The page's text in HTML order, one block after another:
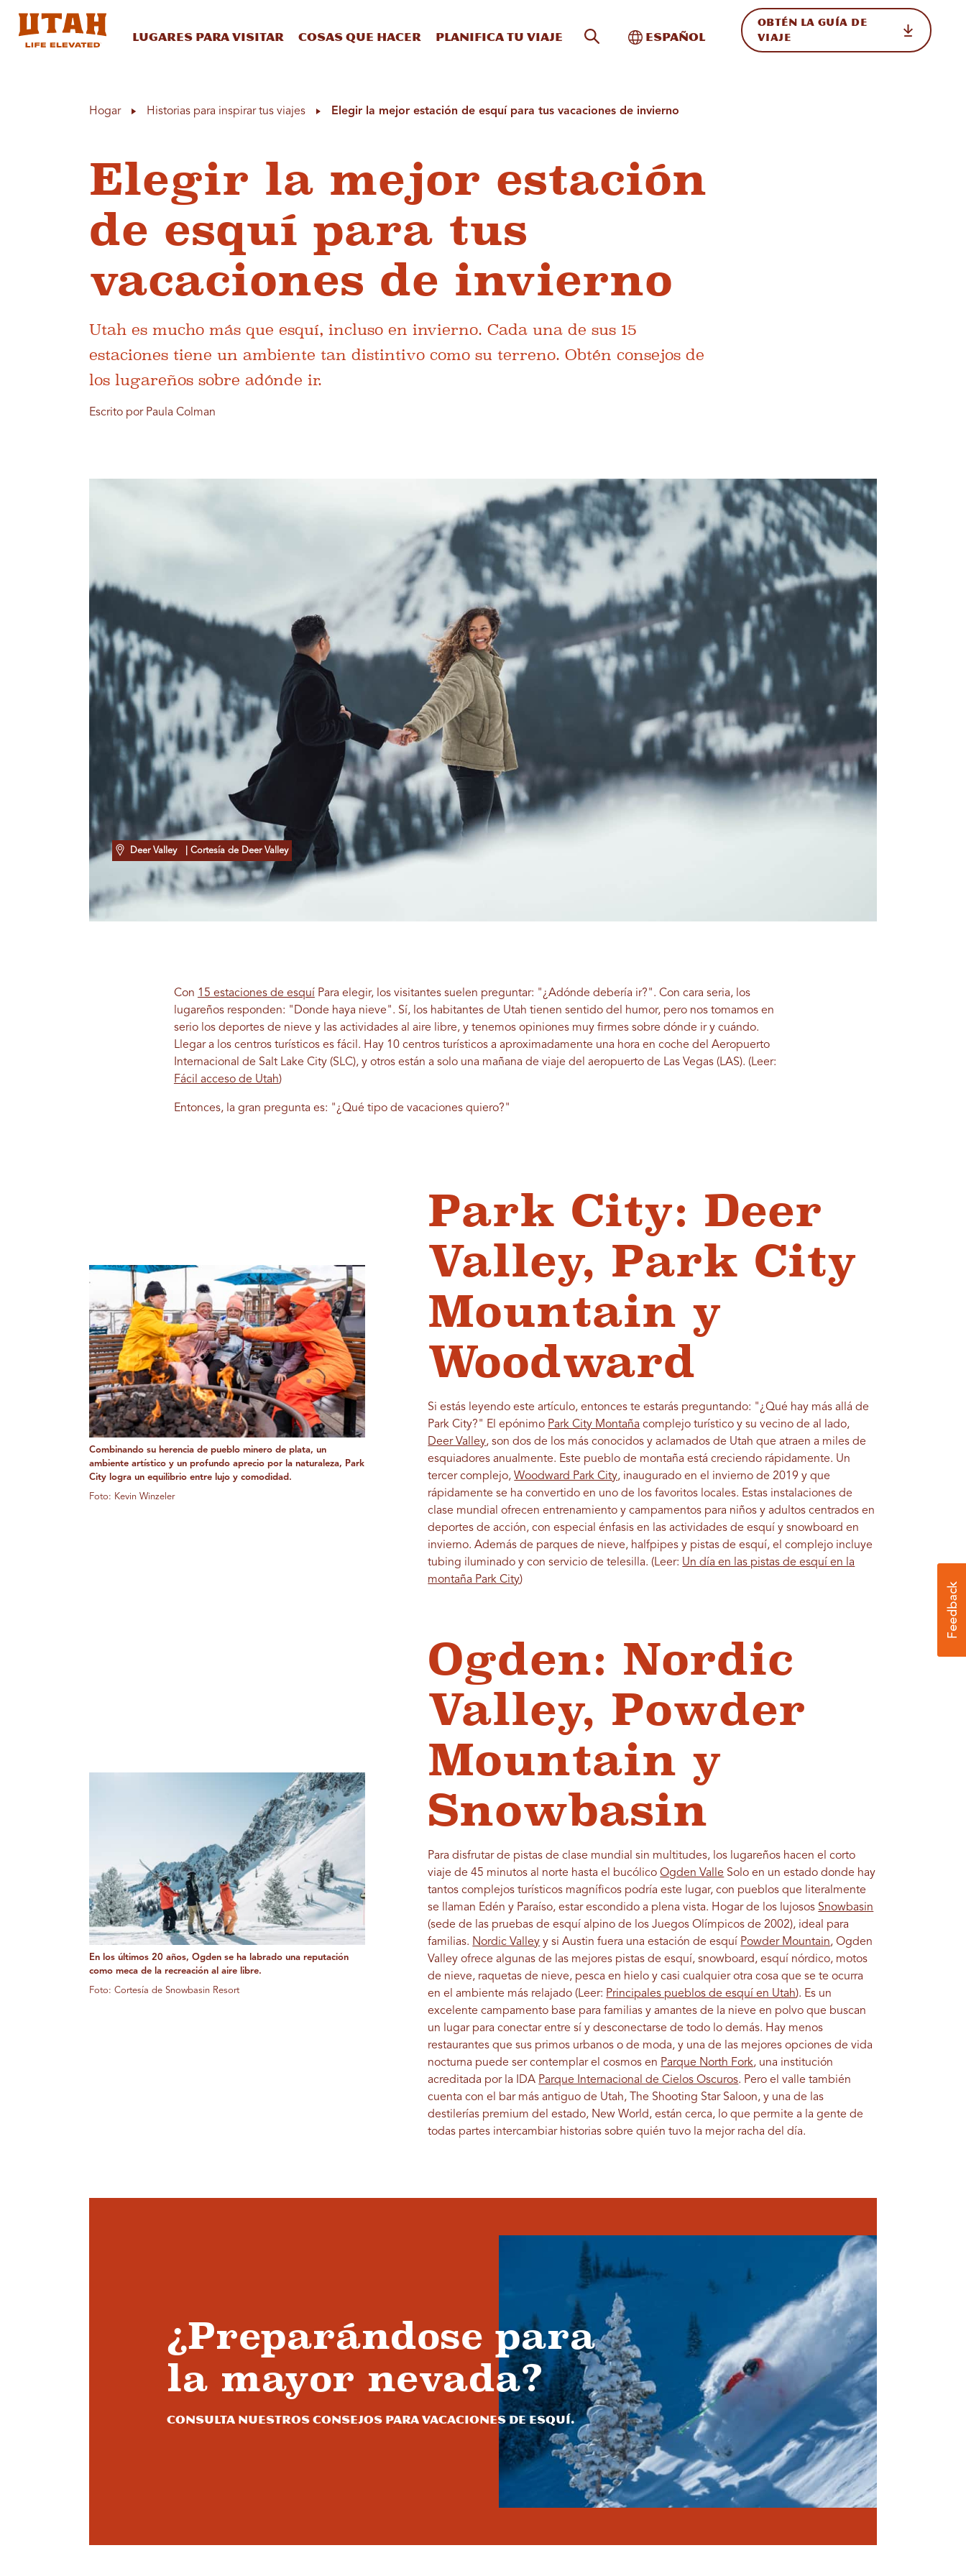
Lugares para visitar Cosas que hacer Planifica tu viaje Búsqueda en el sitio
Alternar Internacional
Español
OBTÉN LA GUÍA DE
VIAJE
Hogar Historias para inspirar tus viajes Elegir la mejor estación de esquí para tus vacaciones de invierno
Elegir la mejor estación
de esquí para tus
vacaciones de invierno
Utah es mucho más que esquí, incluso en invierno. Cada una de sus 15
estaciones tiene un ambiente tan distintivo como su terreno. Obtén consejos de
los lugareños sobre adónde ir.
Escrito por Paula Colman
Deer Valley | Cortesía de Deer Valley
Con 15 estaciones de esquí Para elegir, los visitantes suelen preguntar: "¿Adónde debería ir?". Con cara seria, los
lugareños responden: "Donde haya nieve". Sí, los habitantes de Utah tienen sentido del humor, pero nos tomamos en
serio los deportes de nieve y las actividades al aire libre, y tenemos opiniones muy firmes sobre dónde ir y cuándo.
Llegar a los centros turísticos es fácil. Hay 10 centros turísticos a aproximadamente una hora en coche del Aeropuerto
Internacional de Salt Lake City (SLC), y otros están a solo una mañana de viaje del aeropuerto de Las Vegas (LAS). (Leer:
Fácil acceso de Utah)
Entonces, la gran pregunta es: "¿Qué tipo de vacaciones quiero?"
Combinando su herencia de pueblo minero de plata, un
ambiente artístico y un profundo aprecio por la naturaleza, Park
City logra un equilibrio entre lujo y comodidad.
Foto: Kevin Winzeler
Park City: Deer
Valley, Park City
Mountain y
Woodward
Si estás leyendo este artículo, entonces te estarás preguntando: "¿Qué hay más allá de
Park City?" El epónimo Park City Montaña complejo turístico y su vecino de al lado,
Deer Valley, son dos de los más conocidos y aclamados de Utah que atraen a miles de
esquiadores anualmente. Este pueblo de montaña está creciendo rápidamente. Un
tercer complejo,Woodward Park City, inaugurado en el invierno de 2019 y que
rápidamente se ha convertido en uno de los favoritos locales. Estas instalaciones de
clase mundial ofrecen entrenamiento y campamentos para niños y adultos centrados en
deportes de acción, con especial énfasis en las actividades de esquí y snowboard en
invierno. Además de parques de nieve, halfpipes y pistas de esquí, el complejo incluye
tubing iluminado y con servicio de telesilla. (Leer: Un día en las pistas de esquí en la
montaña Park City)
En los últimos 20 años, Ogden se ha labrado una reputación
como meca de la recreación al aire libre.
Foto: Cortesía de Snowbasin Resort
Ogden: Nordic
Valley, Powder
Mountain y
Snowbasin
Para disfrutar de pistas de clase mundial sin multitudes, los lugareños hacen el corto
viaje de 45 minutos al norte hasta el bucólicoOgden Valle Solo en un estado donde hay
tantos complejos turísticos magníficos podría este lugar, con pueblos que literalmente
se llaman Edén y Paraíso, estar escondido a plena vista. Hogar de los lujosos Snowbasin
(sede de las pruebas de esquí alpino de los Juegos Olímpicos de 2002), ideal para
familias. Nordic Valley y si Austin fuera una estación de esquí Powder Mountain, Ogden
Valley ofrece algunas de las mejores pistas de esquí, snowboard, esquí nórdico, motos
de nieve, raquetas de nieve, pesca en hielo y casi cualquier otra cosa que se te ocurra
en el ambiente más relajado (Leer: Principales pueblos de esquí en Utah). Es un
excelente campamento base para familias y amantes de la nieve en polvo que buscan
un lugar para conectar entre sí y desconectarse de todo lo demás. Hay menos
restaurantes que sus primos urbanos o de moda, y una de las mejores opciones de vida
nocturna puede ser contemplar el cosmos en Parque North Fork, una institución
acreditada por la IDA Parque Internacional de Cielos Oscuros. Pero el valle también
cuenta con el bar más antiguo de Utah, The Shooting Star Saloon, y una de las
destilerías premium del estado, New World, están cerca, lo que permite a la gente de
todas partes intercambiar historias sobre quién tuvo la mejor racha del día.
¿Preparándose para
la mayor nevada?
Consulta nuestros consejos para vacaciones de esquí.